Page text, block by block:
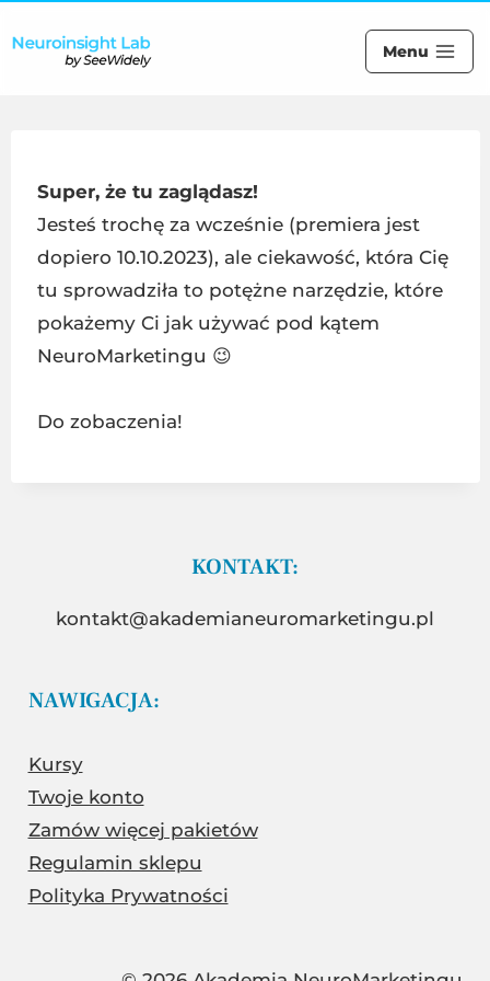
Menu
Super, że tu zaglądasz!
Jesteś trochę za wcześnie (premiera jest
dopiero 10.10.2023), ale ciekawość, która Cię
tu sprowadziła to potężne narzędzie, które
pokażemy Ci jak używać pod kątem
NeuroMarketingu 😉
Do zobaczenia!
KONTAKT:
kontakt@akademianeuromarketingu.pl
NAWIGACJA:
Kursy
Twoje konto
Zamów więcej pakietów
Regulamin sklepu
Polityka Prywatności